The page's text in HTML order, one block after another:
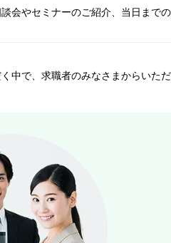
会やセミナーのご紹介、当日までの
中で、求職者のみなさまからいただ